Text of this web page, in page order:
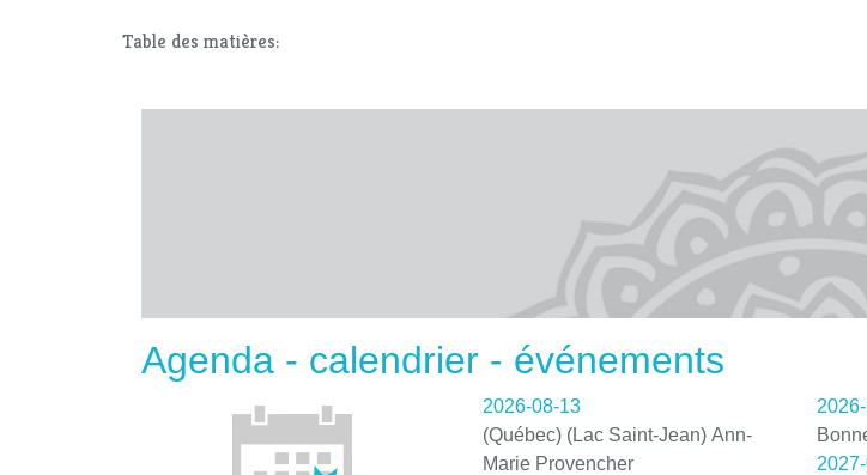
Table des matières:
Agenda - calendrier - événements
2026-08-13
(Québec) (Lac Saint-Jean) Ann-
Marie Provencher